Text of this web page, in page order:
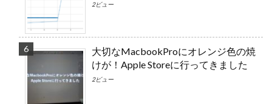
2ビュー
大切なMacbookProにオレンジ色の焼
けが！Apple Storeに行ってきました
2ビュー